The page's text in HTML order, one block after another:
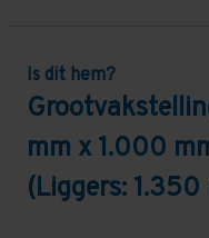
Is dit hem?
mm x 1.000
(Liggers: 1.350